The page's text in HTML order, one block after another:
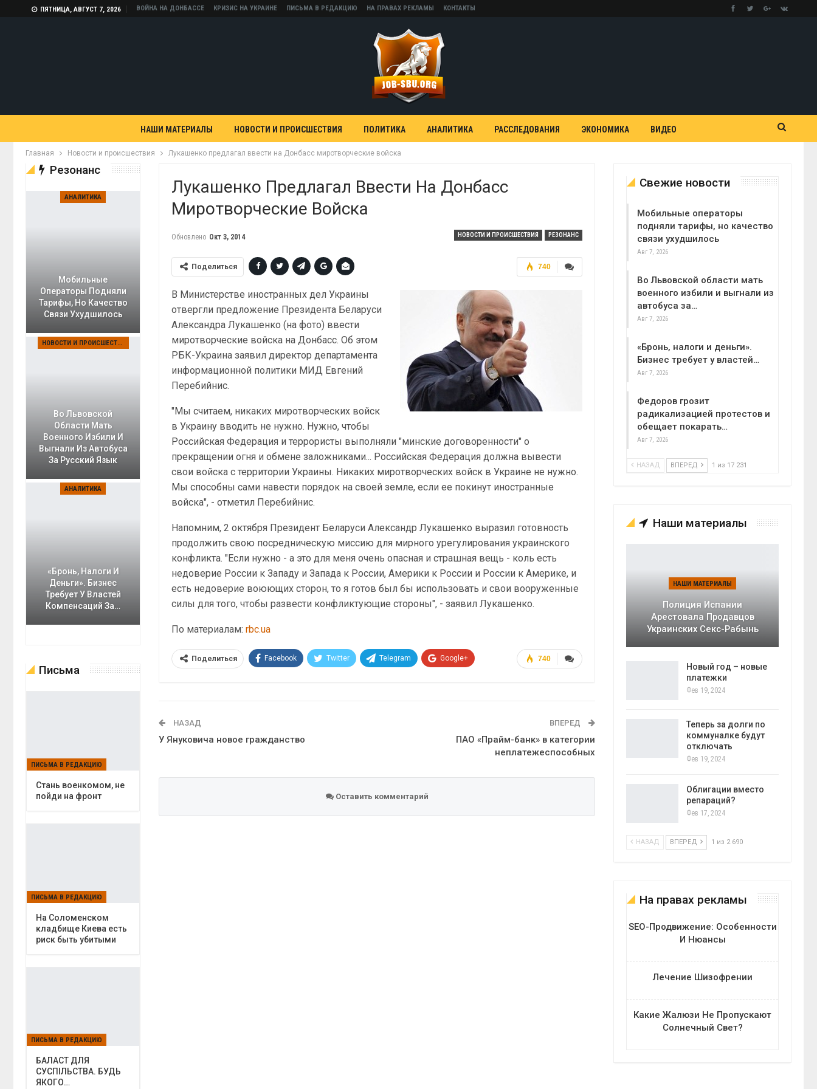
ПЯТНИЦА, АВГУСТ 7, 2026 ВОЙНА НА ДОНБАССЕ КРИЗИС НА УКРАИНЕ ПИСЬМА В РЕДАКЦИЮ НА ПРАВАХ РЕКЛАМЫ КОНТАКТЫ
НАШИ МАТЕРИАЛЫ НОВОСТИ И ПРОИСШЕСТВИЯ ПОЛИТИКА АНАЛИТИКА РАССЛЕДОВАНИЯ ЭКОНОМИКА ВИДЕО
Главная Новости и происшествия Лукашенко предлагал ввести на Донбасс миротворческие войска
Лукашенко Предлагал Ввести На Донбасс
Миротворческие Войска
НОВОСТИ И ПРОИСШЕСТВИЯ РЕЗОНАНС
Обновлено Окт 3, 2014
740
Поделиться
В Министерстве иностранных дел Украины
отвергли предложение Президента Беларуси
Александра Лукашенко (на фото) ввести
миротворческие войска на Донбасс. Об этом
РБК-Украина заявил директор департамента
информационной политики МИД Евгений
Перебийнис.
"Мы считаем, никаких миротворческих войск
в Украину вводить не нужно. Нужно, чтобы
Российская Федерация и террористы выполняли "минские договоренности" о
прекращении огня и обмене заложниками... Российская Федерация должна вывести
свои войска с территории Украины. Никаких миротворческих войск в Украине не нужно.
Мы способны сами навести порядок на своей земле, если ее покинут иностранные
войска", - отметил Перебийнис.
Напомним, 2 октября Президент Беларуси Александр Лукашенко выразил готовность
продолжить свою посредническую миссию для мирного урегулирования украинского
конфликта. "Если нужно - а это для меня очень опасная и страшная вещь - коль есть
недоверие России к Западу и Запада к России, Америки к России и России к Америке, и
есть недоверие воюющих сторон, то я готов был бы использовать и свои вооруженные
силы для того, чтобы развести конфликтующие стороны", - заявил Лукашенко.
По материалам:rbc.ua
740
Поделиться Facebook Twitter Telegram Google+
НАЗАД
У Януковича новое гражданство
ВПЕРЕД
ПАО «Прайм-банк» в категории
неплатежеспособных
Оставить комментарий
Свежие новости
Мобильные операторы
подняли тарифы, но качество
связи ухудшилось
Авг 7, 2026
Во Львовской области мать
военного избили и выгнали из
автобуса за…
Авг 7, 2026
«Бронь, налоги и деньги».
Бизнес требует у властей…
Авг 7, 2026
Федоров грозит
радикализацией протестов и
обещает покарать…
Авг 7, 2026
НАЗАД ВПЕРЕД 1 из 17 231
Наши материалы
НАШИ МАТЕРИАЛЫ
Полиция Испании
Арестовала Продавцов
Украинских Секс-Рабынь
Новый год – новые
платежки
Фев 19, 2024
Теперь за долги по
коммуналке будут
отключать
Фев 19, 2024
Облигации вместо
репараций?
Фев 17, 2024
НАЗАД ВПЕРЕД 1 из 2 690
На правах рекламы
SEO-Продвижение: Особенности
И Нюансы
Лечение Шизофрении
Какие Жалюзи Не Пропускают
Солнечный Свет?
Резонанс
АНАЛИТИКА
Мобильные
Операторы Подняли
Тарифы, Но Качество
Связи Ухудшилось
НОВОСТИ И ПРОИСШЕСТВИЯ
Во Львовской
Области Мать
Военного Избили И
Выгнали Из Автобуса
За Русский Язык
АНАЛИТИКА
«Бронь, Налоги И
Деньги». Бизнес
Требует У Властей
Компенсаций За…
Письма
ПИСЬМА В РЕДАКЦИЮ
Cтань военкомом, не
пойди на фронт
ПИСЬМА В РЕДАКЦИЮ
На Соломенском
кладбище Киева есть
риск быть убитыми
ПИСЬМА В РЕДАКЦИЮ
БАЛАСТ ДЛЯ
СУСПІЛЬСТВА. БУДЬ
ЯКОГО…